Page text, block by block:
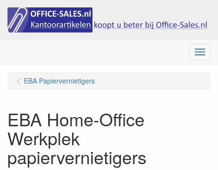
Menu
EBA Papiervernietigers
EBA Home-Office
Werkplek
papiervernietigers